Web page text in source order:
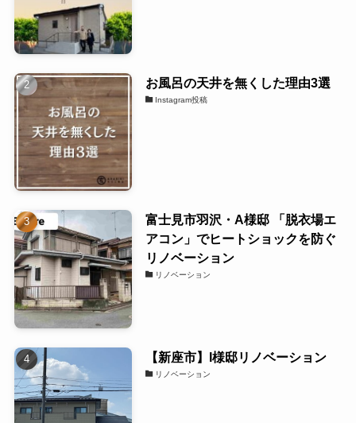
お風呂の天井を無くした理由3選
Instagram投稿
富士見市羽沢・A様邸 「脱衣場エ
アコン」でヒートショックを防ぐ
リノベーション
リノベーション
【新座市】I様邸リノベーション
リノベーション